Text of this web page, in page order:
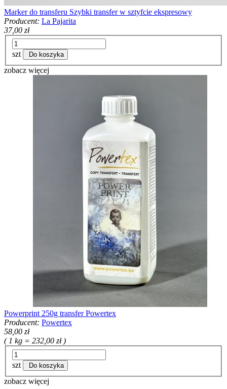
Marker do transferu Szybki transfer w sztyfcie ekspresowy
Producent: La Pajarita
37,00 zł
szt Do koszyka
zobacz więcej
Powerprint 250g transfer Powertex
Producent: Powertex
58,00 zł
( 1 kg = 232,00 zł )
szt Do koszyka
zobacz więcej